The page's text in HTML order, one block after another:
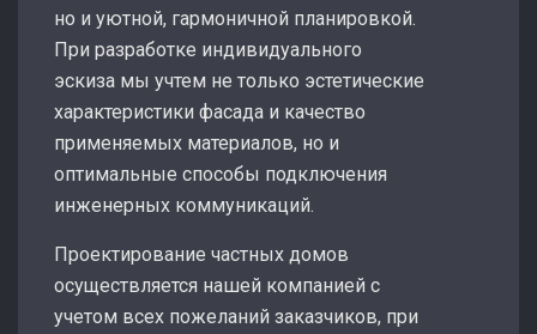
но и уютной, гармоничной планировкой.
При разработке индивидуального
эскиза мы учтем не только эстетические
характеристики фасада и качество
применяемых материалов, но и
оптимальные способы подключения
инженерных коммуникаций.
Проектирование частных домов
осуществляется нашей компанией с
учетом всех пожеланий заказчиков, при